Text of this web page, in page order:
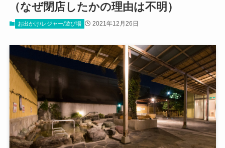
（なぜ閉店したかの理由は不明）
お出かけ/レジャー/遊び場 2021年12月26日